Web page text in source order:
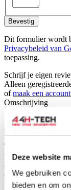
Deze website
We gebruiken
bieden en om
Bevestig
Dit formulier wordt
Privacybeleid van
toepassing.
Schrijf je eigen
Alleen
ofmaak een
Omschrijving
Set car mats for
car.
The car mats are
will fit perfectly. H-
and also have the
car, just like the
will not slip away.